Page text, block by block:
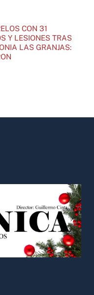
CON 31
Y LESIONES TRAS
LAS GRANJAS: